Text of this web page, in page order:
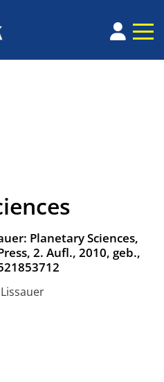
Planetary Sciences,
2. Aufl., 2010, geb.,